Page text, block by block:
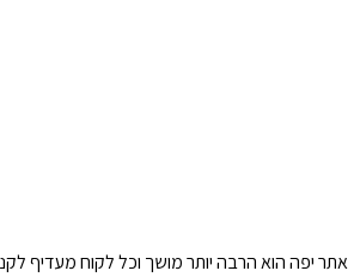
אתר יפה הוא הרבה יותר מושך וכל לקוח מעדיף